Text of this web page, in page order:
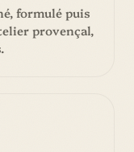
formulé puis
provençal,